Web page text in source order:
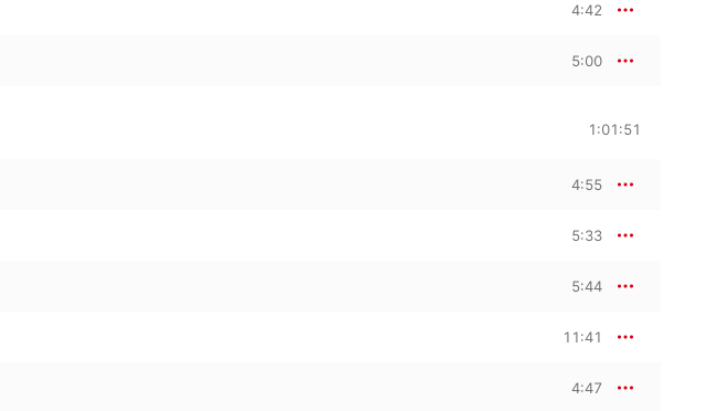
4:42
5:00
1:01:51
4:55
5:33
5:44
11:41
4:47